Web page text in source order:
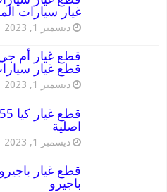
غيار سيارات
ديسمبر 1, 2023
قطع غيار
ديسمبر 1, 2023
اصلية
ديسمبر 1, 2023
باجيرو